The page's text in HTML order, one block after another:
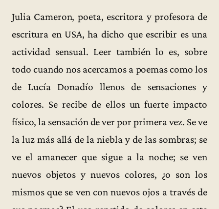
Julia Cameron, poeta, escritora y profesora de
escritura en USA, ha dicho que escribir es una
actividad sensual. Leer también lo es, sobre
todo cuando nos acercamos a poemas como los
de Lucía Donadío llenos de sensaciones y
colores. Se recibe de ellos un fuerte impacto
físico, la sensación de ver por primera vez. Se ve
la luz más allá de la niebla y de las sombras; se
ve el amanecer que sigue a la noche; se ven
nuevos objetos y nuevos colores, ¿o son los
mismos que se ven con nuevos ojos a través de